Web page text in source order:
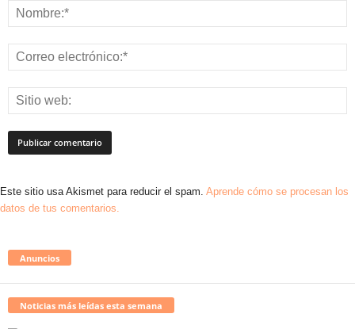
Este sitio usa Akismet para reducir el spam. Aprende cómo se procesan los
datos de tus comentarios.
Anuncios
Noticias más leídas esta semana